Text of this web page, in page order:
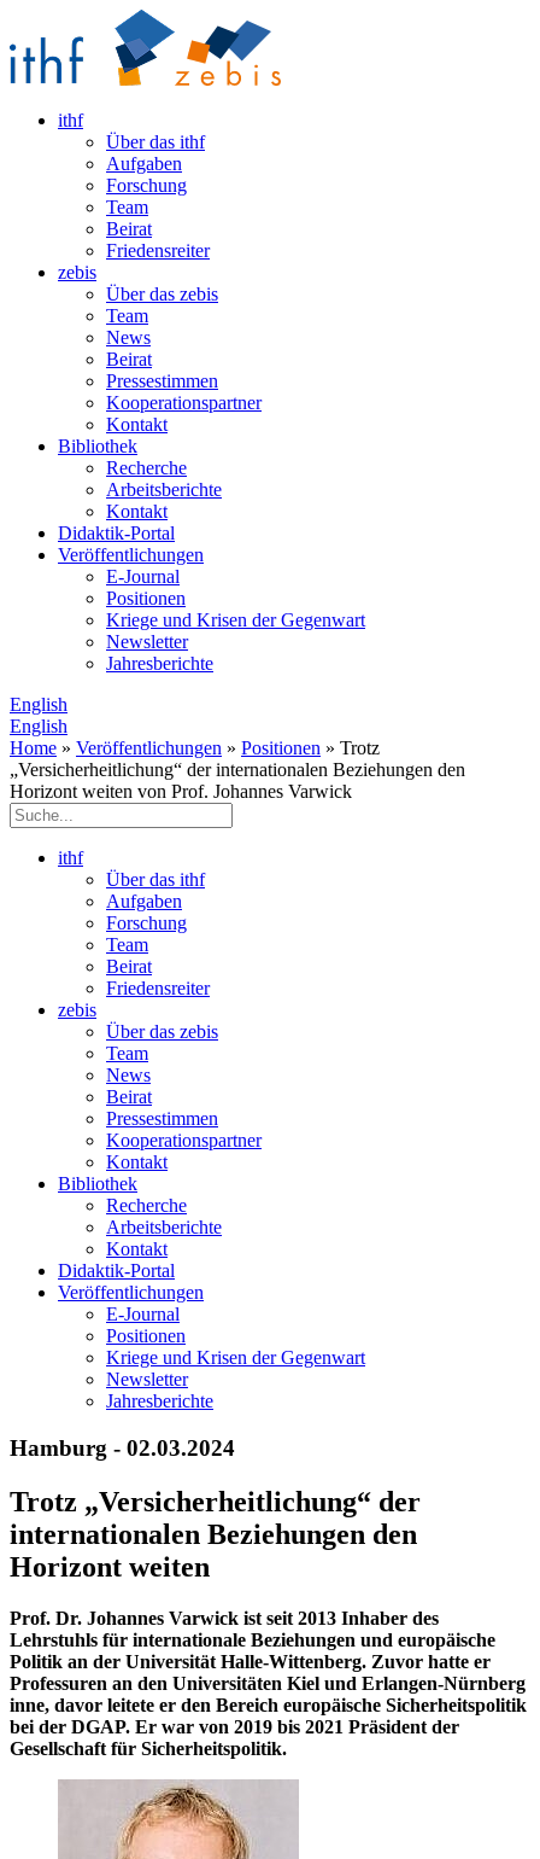
ithf
Über das ithf
Aufgaben
Forschung
Team
Beirat
Friedensreiter
zebis
Über das zebis
Team
News
Beirat
Pressestimmen
Kooperationspartner
Kontakt
Bibliothek
Recherche
Arbeitsberichte
Kontakt
Didaktik-Portal
Veröffentlichungen
E­-Journal
Positionen
Kriege und Krisen der Gegenwart
Newsletter
Jahresberichte
English
English
Home » Veröffentlichungen » Positionen » Trotz
„Versicherheitlichung“ der internationalen Beziehungen den
Horizont weiten von Prof. Johannes Varwick
ithf
Über das ithf
Aufgaben
Forschung
Team
Beirat
Friedensreiter
zebis
Über das zebis
Team
News
Beirat
Pressestimmen
Kooperationspartner
Kontakt
Bibliothek
Recherche
Arbeitsberichte
Kontakt
Didaktik-Portal
Veröffentlichungen
E­-Journal
Positionen
Kriege und Krisen der Gegenwart
Newsletter
Jahresberichte
Hamburg - 02.03.2024
Trotz „Versicherheitlichung“ der
internationalen Beziehungen den
Horizont weiten
Prof. Dr. Johannes Varwick ist seit 2013 Inhaber des
Lehrstuhls für internationale Beziehungen und europäische
Politik an der Universität Halle-Wittenberg. Zuvor hatte er
Professuren an den Universitäten Kiel und Erlangen-Nürnberg
inne, davor leitete er den Bereich europäische Sicherheitspolitik
bei der DGAP. Er war von 2019 bis 2021 Präsident der
Gesellschaft für Sicherheitspolitik.